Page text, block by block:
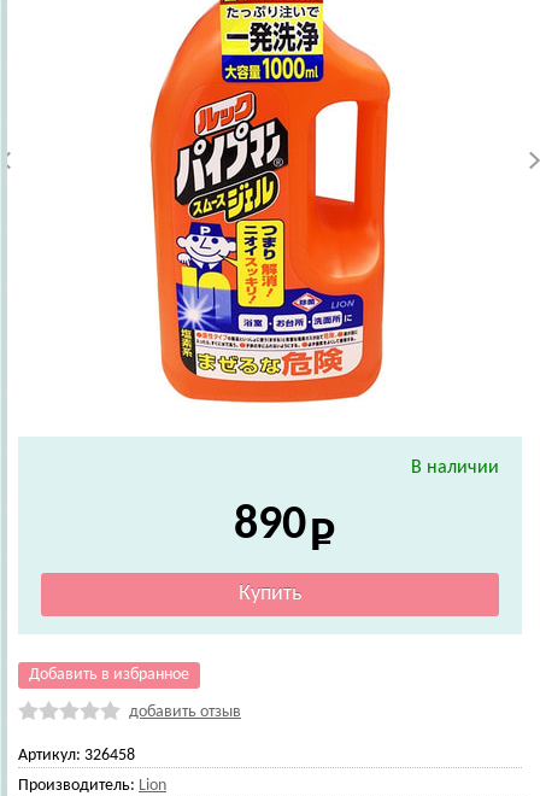
В наличии
890
Добавить в избранное
добавить отзыв
Артикул: 326458
Производитель: Lion